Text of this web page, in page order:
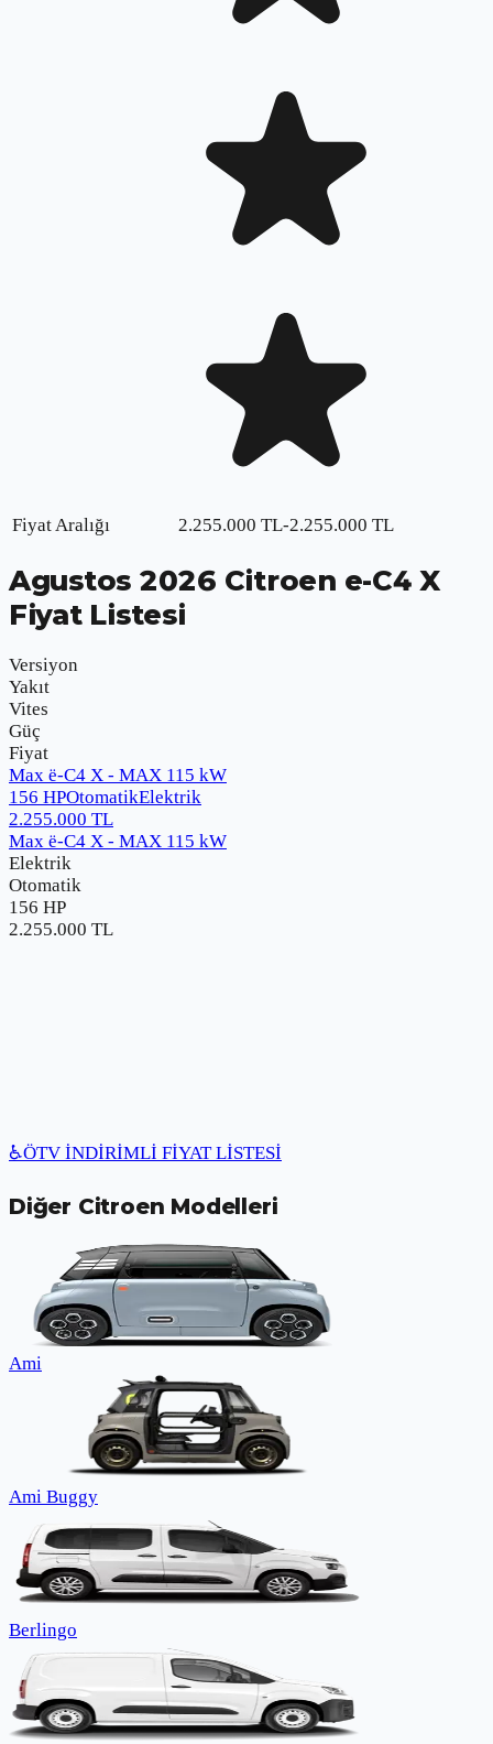
Fiyat Aralığı 2.255.000 TL-2.255.000 TL
Agustos 2026 Citroen e-C4 X
Fiyat Listesi
Versiyon
Yakıt
Vites
Güç
Fiyat
Max ë-C4 X - MAX 115 kW
156 HPOtomatikElektrik
2.255.000 TL
Max ë-C4 X - MAX 115 kW
Elektrik
Otomatik
156 HP
2.255.000 TL
♿ÖTV İNDİRİMLİ FİYAT LİSTESİ
Diğer Citroen Modelleri
Ami
Ami Buggy
Berlingo